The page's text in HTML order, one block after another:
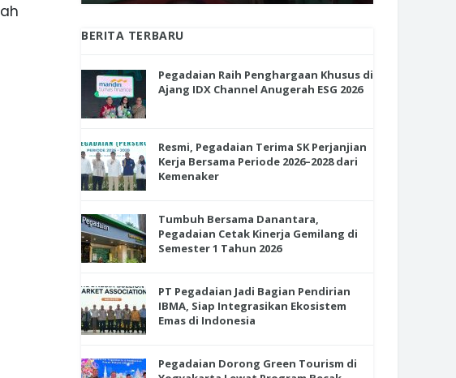
BERITA TERBARU
Pegadaian Raih Penghargaan Khusus di
Ajang IDX Channel Anugerah ESG 2026
Resmi, Pegadaian Terima SK Perjanjian
Kerja Bersama Periode 2026–2028 dari
Kemenaker
Tumbuh Bersama Danantara,
Pegadaian Cetak Kinerja Gemilang di
Semester 1 Tahun 2026
PT Pegadaian Jadi Bagian Pendirian
IBMA, Siap Integrasikan Ekosistem
Emas di Indonesia
Pegadaian Dorong Green Tourism di